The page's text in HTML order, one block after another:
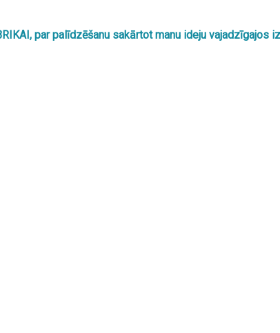
par palīdzēšanu sakārtot manu ideju vajadzīgajos